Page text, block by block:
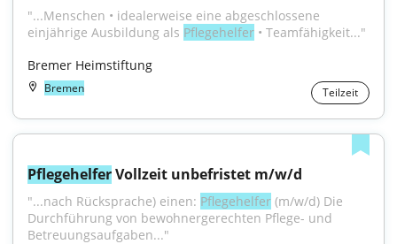
"...Menschen • idealerweise eine abgeschlossene
einjährige Ausbildung als Pflegehelfer • Teamfähigkeit..."
Bremer Heimstiftung
Bremen Teilzeit
Pflegehelfer Vollzeit unbefristet m/w/d
"...nach Rücksprache) einen: Pflegehelfer (m/w/d) Die
Durchführung von bewohnergerechten Pflege- und
Betreuungsaufgaben..."